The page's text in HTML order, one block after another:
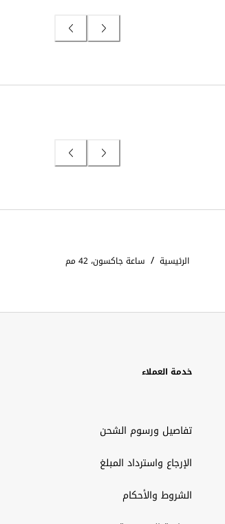
الرئيسية / ساعة جاكسون، 42 مم
خدمة العملاء
تفاصيل ورسوم الشحن
الإرجاع واسترداد المبلغ
الشروط والأحكام